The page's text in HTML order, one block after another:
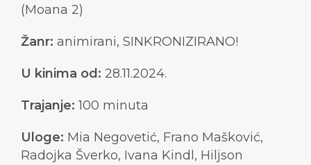
(Moana 2)
Žanr: animirani, SINKRONIZIRANO!
U kinima od: 28.11.2024.
Trajanje:100 minuta
Uloge: Mia Negovetić, Frano Mašković,
Radojka Šverko, Ivana Kindl, Hiljson